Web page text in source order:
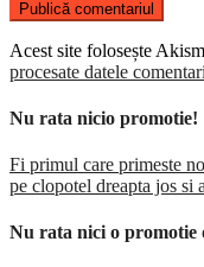
Acest site folosește
procesate datele
Nu rata nicio promotie!
Fi primul care primeste
pe clopotel dreapta jos si
Nu rata nici o promotie